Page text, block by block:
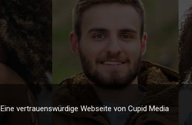
Eine vertrauenswürdige Webseite von Cupid Media